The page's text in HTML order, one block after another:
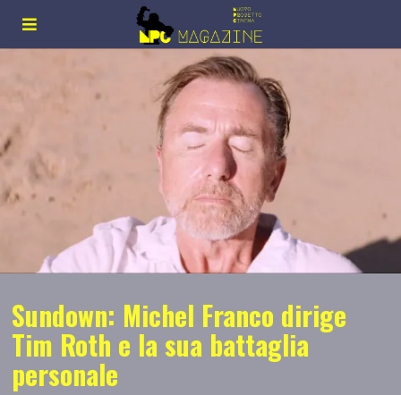
Sundown: Michel Franco dirige
Tim Roth e la sua battaglia
personale